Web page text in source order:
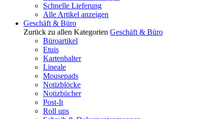
Schnelle Lieferung
Alle Artikel anzeigen
Geschäft & Büro
Zurück zu allen Kategorien Geschäft & Büro
Büroartikel
Etuis
Kartenhalter
Lineale
Mousepads
Notizblöcke
Notizbücher
Post-It
Roll ups